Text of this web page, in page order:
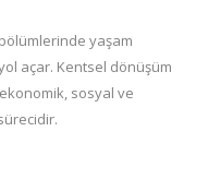
yaşam
açar. Kentsel dönüşüm
sosyal ve